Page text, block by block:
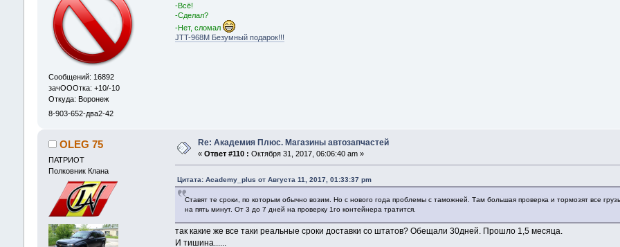
Сообщений: 16892
зачОООтка: +10/-10
Откуда: Воронеж
8-903-652-два2-42
-Всё!
-Сделал?
-Нет, сломал
JTT-968M Безумный подарок!!!
OLEG 75
ПАТРИОТ
Полковник Клана
Re: Академия Плюс. Магазины автозапчастей
« Ответ #110 : Октября 31, 2017, 06:06:40 am »
Цитата: Academy_plus от Августа 11, 2017, 01:33:37 pm
Ставят те сроки, по которым обычно возим. Но с нового года проблемы с таможней. Там большая проверка и тормозят все
на пять минут. От 3 до 7 дней на проверку 1го контейнера тратится.
так какие же все таки реальные сроки доставки со штатов? Обещали 30дней. Прошло 1,5 месяца.
И тишина......